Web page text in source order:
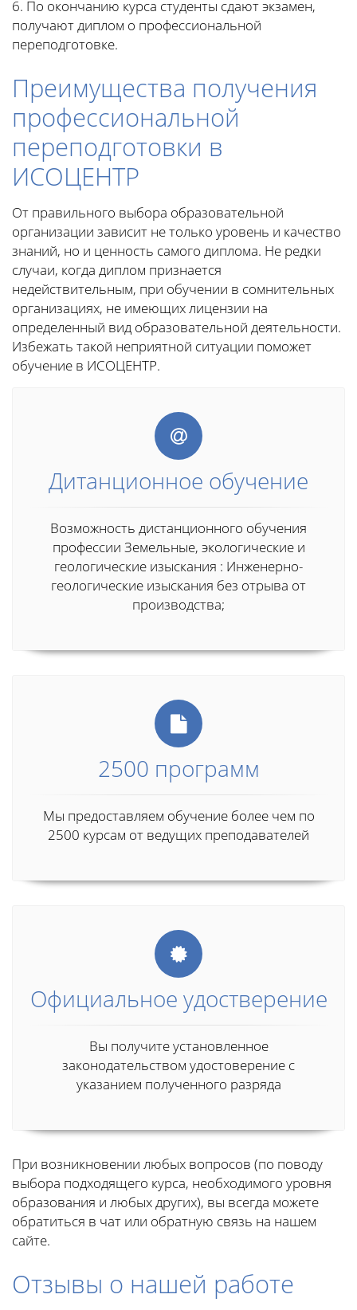
6. По окончанию курса студенты сдают экзамен,
получают диплом о профессиональной
переподготовке.
Преимущества получения
профессиональной
переподготовки в
ИСОЦЕНТР
От правильного выбора образовательной
организации зависит не только уровень и качество
знаний, но и ценность самого диплома. Не редки
случаи, когда диплом признается
недействительным, при обучении в сомнительных
организациях, не имеющих лицензии на
определенный вид образовательной деятельности.
Избежать такой неприятной ситуации поможет
обучение в ИСОЦЕНТР.
Дитанционное обучение
Возможность дистанционного обучения
профессии Земельные, экологические и
геологические изыскания : Инженерно-
геологические изыскания без отрыва от
производства;
2500 программ
Мы предоставляем обучение более чем по
2500 курсам от ведущих преподавателей
Официальное удостверение
Вы получите установленное
законодательством удостоверение с
указанием полученного разряда
При возникновении любых вопросов (по поводу
выбора подходящего курса, необходимого уровня
образования и любых других), вы всегда можете
обратиться в чат или обратную связь на нашем
сайте.
Отзывы о нашей работе